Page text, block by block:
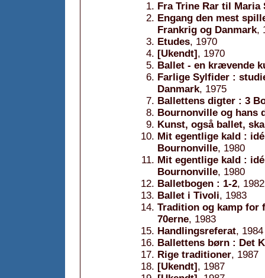
Fra Trine Rar til
Engang den mest
Frankrig og Danmark,
Etudes, 1970
[Ukendt], 1970
Ballet - en krævende
Farlige Sylfider :
Danmark, 1975
Ballettens digter : 3
Bournonville og hans
Kunst, også ballet,
Mit egentlige kald :
Bournonville, 1980
Mit egentlige kald :
Bournonville, 1980
Balletbogen : 1-2, 1982
Ballet i Tivoli, 1983
Tradition og kamp for
70erne, 1983
Handlingsreferat, 1984
Ballettens børn : Det
Rige traditioner, 1987
[Ukendt], 1987